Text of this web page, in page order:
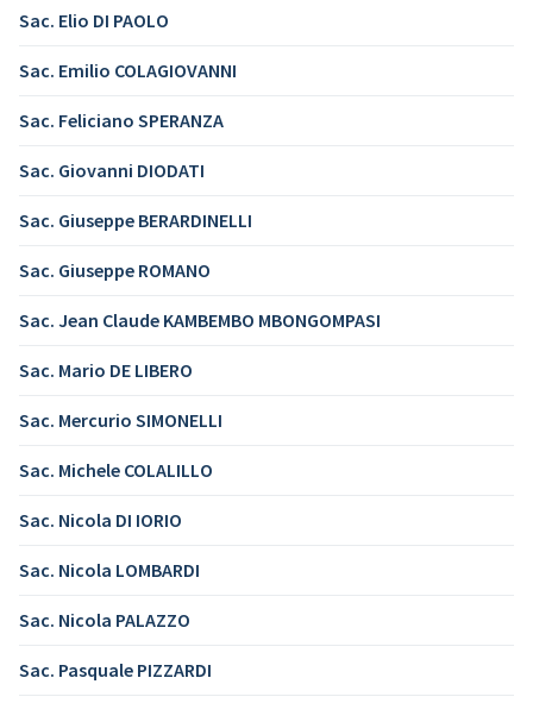
Sac. Elio DI PAOLO
Sac. Emilio COLAGIOVANNI
Sac. Feliciano SPERANZA
Sac. Giovanni DIODATI
Sac. Giuseppe BERARDINELLI
Sac. Giuseppe ROMANO
Sac. Jean Claude KAMBEMBO MBONGOMPASI
Sac. Mario DE LIBERO
Sac. Mercurio SIMONELLI
Sac. Michele COLALILLO
Sac. Nicola DI IORIO
Sac. Nicola LOMBARDI
Sac. Nicola PALAZZO
Sac. Pasquale PIZZARDI